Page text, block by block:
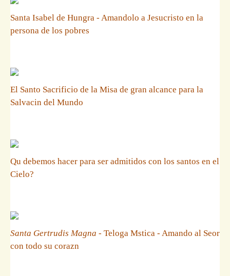
Santa Isabel de Hungra - Amandolo a Jesucristo en la
persona de los pobres
El Santo Sacrificio de la Misa de gran alcance para la
Salvacin del Mundo
Qu debemos hacer para ser admitidos con los santos en el
Cielo?
Santa Gertrudis Magna - Teloga Mstica - Amando al Seor
con todo su corazn